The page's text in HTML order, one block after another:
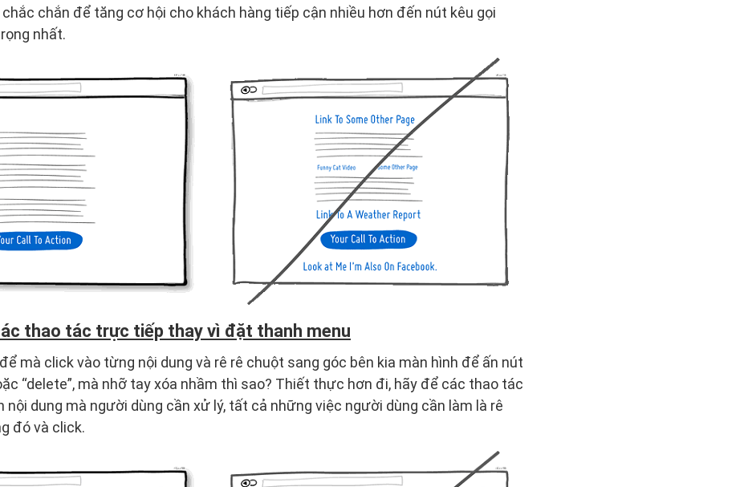
chắn để tăng cơ hội cho khách hàng tiếp cận nhiều hơn đến nút kêu gọi
nhất.
thao tác trực tiếp thay vì đặt thanh menu
mà click vào từng nội dung và rê rê chuột sang góc bên kia màn hình để ấn nút
“delete”, mà nhỡ tay xóa nhầm thì sao? Thiết thực hơn đi, hãy để các thao tác
nội dung mà người dùng cần xử lý, tất cả những việc người dùng cần làm là rê
đó và click.